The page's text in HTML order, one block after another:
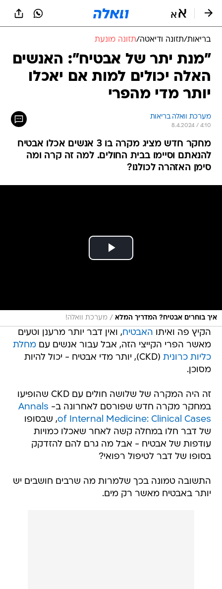
בריאות/תזונה ודיאטה/תזונה מונעת
"מנת יתר של אבטיח": האנשים
האלה יכולים למות אם יאכלו
יותר מדי מהפרי
מערכת וואלה בריאות
8.4.2024 / 4:10
מחקר חדש מציג מקרה בו 3 אנשים אכלו אבטיח
להנאתם וסיימו בבית החולים. למה זה קרה ומה
סימן האזהרה לכולנו?
איך בוחרים אבטיח? המדריך המלא / מערכת וואלה!
הקיץ פה ואיתו האבטיח, ואין דבר יותר מרענן וטעים
מאשר הפרי הקייצי הזה, אבל עבור אנשים עםמחלת
כליות כרונית
(CKD), יותר מדי אבטיח - יכול להיות
מסוכן.
זה היה המקרה של שלושה חולים עם CKD שהופיעו
במחקר מקרה חדש שפורסם לאחרונה ב- Annals
of Internal Medicine: Clinical Cases, שבסופו
של דבר חלו במחלה קשה לאחר שאכלו כמויות
עודפות של אבטיח - אבל מה גרם להם להזדקק
בסופו של דבר לטיפול רפואי?
התשובה טמונה בכך שלמרות מה שרבים חושבים יש
יותר באבטיח מאשר רק מים.